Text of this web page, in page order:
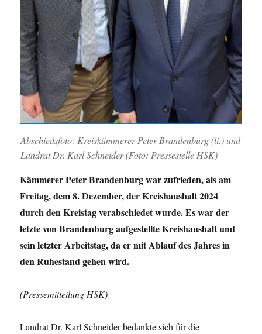
Abschiedsfoto: Kreiskämmerer Peter Brandenburg (li.) und
Landrat Dr. Karl Schneider (Foto: Pressestelle HSK)
Kämmerer Peter Brandenburg war zufrieden, als am
Freitag, dem 8. Dezember, der Kreishaushalt 2024
durch den Kreistag verabschiedet wurde. Es war der
letzte von Brandenburg aufgestellte Kreishaushalt und
sein letzter Arbeitstag, da er mit Ablauf des Jahres in
den Ruhestand gehen wird.
(Pressemitteilung HSK)
Landrat Dr. Karl Schneider bedankte sich für die